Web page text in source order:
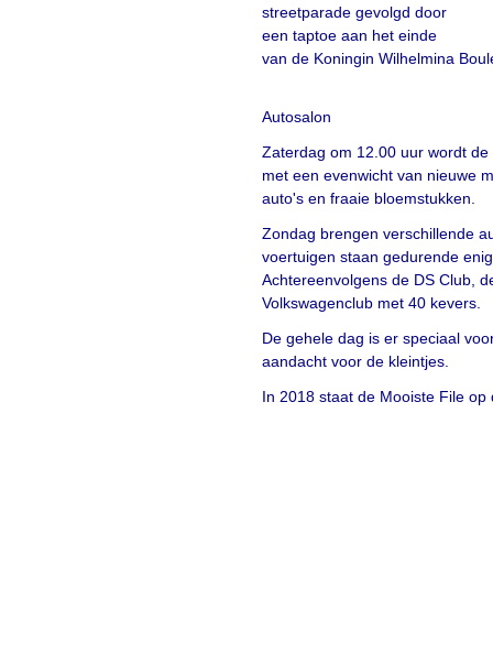
streetparade gevolgd door
een taptoe aan het einde
van de Koningin Wilhelmina
Autosalon
Zaterdag om 12.00 uur wordt
met een evenwicht van nieuwe
auto's en fraaie bloemstukken.
Zondag brengen verschillende
voertuigen staan gedurende
Achtereenvolgens de DS Club,
Volkswagenclub met 40 kevers.
De gehele dag is er speciaal
aandacht voor de kleintjes.
In 2018 staat de Mooiste File